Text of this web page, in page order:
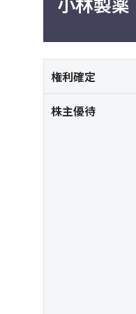
権利確定
株主優待